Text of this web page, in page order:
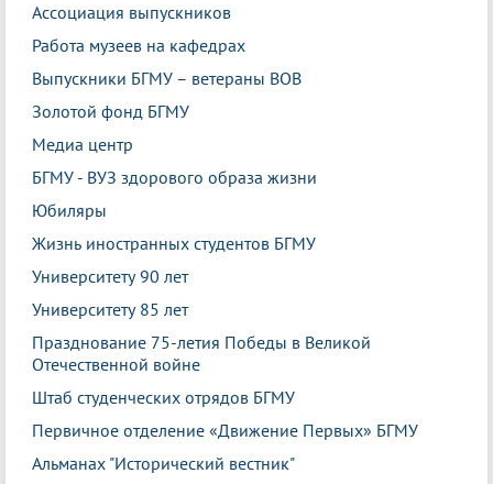
Ассоциация выпускников
Работа музеев на кафедрах
Выпускники БГМУ – ветераны ВОВ
Золотой фонд БГМУ
Медиа центр
БГМУ - ВУЗ здорового образа жизни
Юбиляры
Жизнь иностранных студентов БГМУ
Университету 90 лет
Университету 85 лет
Празднование 75-летия Победы в Великой
Отечественной войне
Штаб студенческих отрядов БГМУ
Первичное отделение «Движение Первых» БГМУ
Альманах "Исторический вестник"